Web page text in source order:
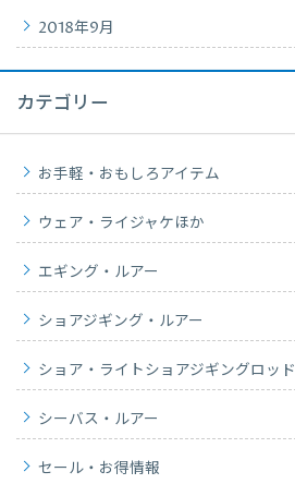
2018年9月
カテゴリー
お手軽・おもしろアイテム
ウェア・ライジャケほか
エギング・ルアー
ショアジギング・ルアー
ショア・ライトショアジギングロッド
シーバス・ルアー
セール・お得情報